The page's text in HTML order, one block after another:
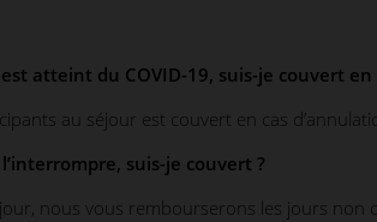
atteint du COVID-19, suis-je couvert en
au séjour est couvert en cas
suis-je couvert ?
nous vous rembourserons les jours non